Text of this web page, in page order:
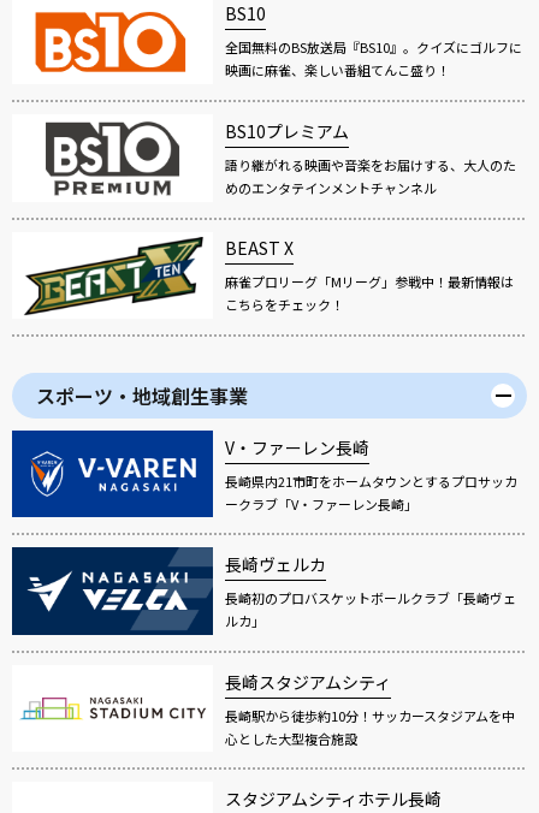
BS10
全国無料のBS放送局『BS10』。クイズにゴルフに
映画に麻雀、楽しい番組てんこ盛り！
BS10プレミアム
語り継がれる映画や音楽をお届けする、大人のた
めのエンタテインメントチャンネル
BEAST X
麻雀プロリーグ「Mリーグ」参戦中！最新情報は
こちらをチェック！
スポーツ・地域創生事業
V・ファーレン長崎
長崎県内21市町をホームタウンとするプロサッカ
ークラブ「V・ファーレン長崎」
長崎ヴェルカ
長崎初のプロバスケットボールクラブ「長崎ヴェ
ルカ」
長崎スタジアムシティ
長崎駅から徒歩約10分！サッカースタジアムを中
心とした大型複合施設
スタジアムシティホテル長崎